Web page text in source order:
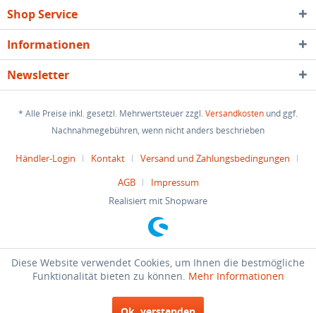
Shop Service
Informationen
Newsletter
* Alle Preise inkl. gesetzl. Mehrwertsteuer zzgl.Versandkosten und ggf.
Nachnahmegebühren, wenn nicht anders beschrieben
Händler-Login Kontakt
Versand und Zahlungsbedingungen
AGB
Impressum
Realisiert mit Shopware
Diese Website verwendet Cookies, um Ihnen die bestmögliche
Funktionalität bieten zu können. Mehr Informationen